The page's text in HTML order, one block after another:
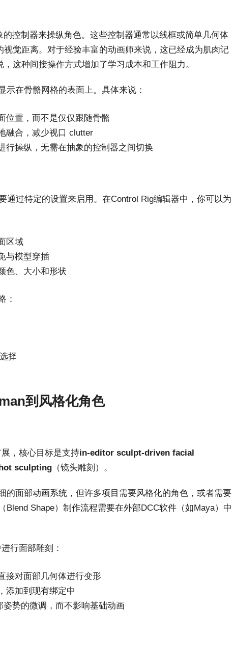
控制器来操纵角色。这些控制器通常以线框或简单几何体
觉距离。对于经验丰富的动画师来说，这已经成为肌肉记
这种间接操作方式增加了学习成本和工作阻力。
示在骨骼网格的表面上。具体来说：
位置，而不是仅仅跟随骨骼
融合，减少视口 clutter
行操纵，无需在抽象的控制器之间切换
通过特定的设置来启用。在Control Rig编辑器中，你可以为
区域
与模型穿插
色、大小和形状
：
择
到风格化角色
，核心目标是支持in-editor sculpt-driven facial
sculpting （镜头雕刻）。
的面部动画系统，但许多项目需要风格化的角色，或者需要
Shape）制作流程需要在外部DCC软件（如Maya）中
行面部雕刻：
接对面部几何体进行变形
添加到现有绑定中
姿势的微调，而不影响基础动画